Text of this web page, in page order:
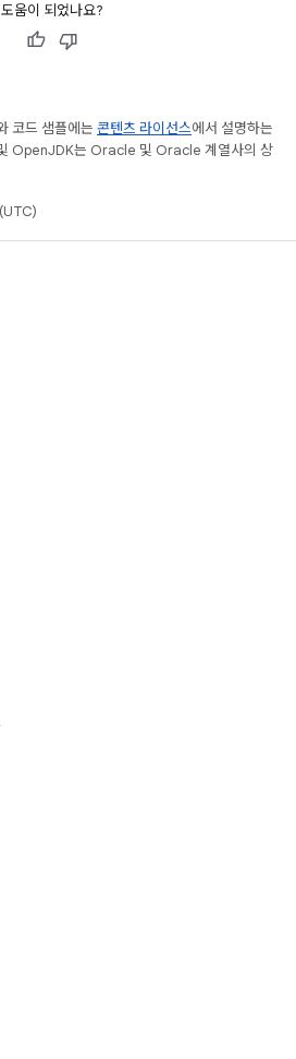
도움이 되었나요?
코드 샘플에는 콘텐츠 라이선스에서 설명하는
OpenJDK는 Oracle 및 Oracle 계열사의 상